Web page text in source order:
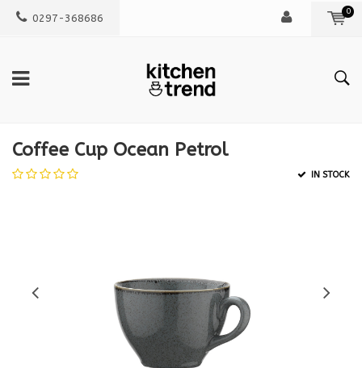
0297-368686
0
Coffee Cup Ocean Petrol
IN STOCK